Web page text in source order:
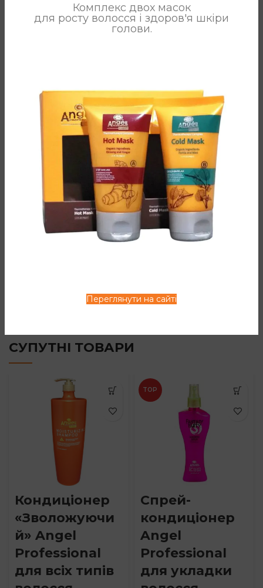
Комплекс двох масок
для росту волосся і здоров'я шкіри
голови.
Переглянути на сайті
кісточок винограду, олію квітки апельсину, гіалуронову
кислоту та вітаміни С і Е. Глибоко живить волосся,
пошкоджене в результаті фарбувань, відновлює кінчики.
Забезпечує глибокий догляд за волоссям, захищає
волосся від пошкоджень УФ променями і забрудненим
ДОДАТКОВА ІНФОРМАЦІЯ
СУПУТНІ ТОВАРИ
Кондиціонер
«Зволожуючи
й» Angel
Professional
для всіх типів
TOP
Спрей-
кондиціонер
Angel
Professional
для укладки